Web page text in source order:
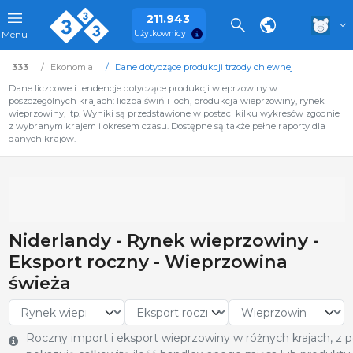
Menu
211.943
Użytkownicy
333 Ekonomia
Dane dotyczące produkcji trzody chlewnej
Dane liczbowe i tendencje dotyczące produkcji wieprzowiny w
poszczególnych krajach: liczba świń i loch, produkcja wieprzowiny, rynek
wieprzowiny, itp. Wyniki są przedstawione w postaci kilku wykresów zgodnie
z wybranym krajem i okresem czasu. Dostępne są także pełne raporty dla
danych krajów.
Niderlandy - Rynek wieprzowiny -
Eksport roczny - Wieprzowina
świeża
Roczny import i eksport wieprzowiny w różnych krajach, z